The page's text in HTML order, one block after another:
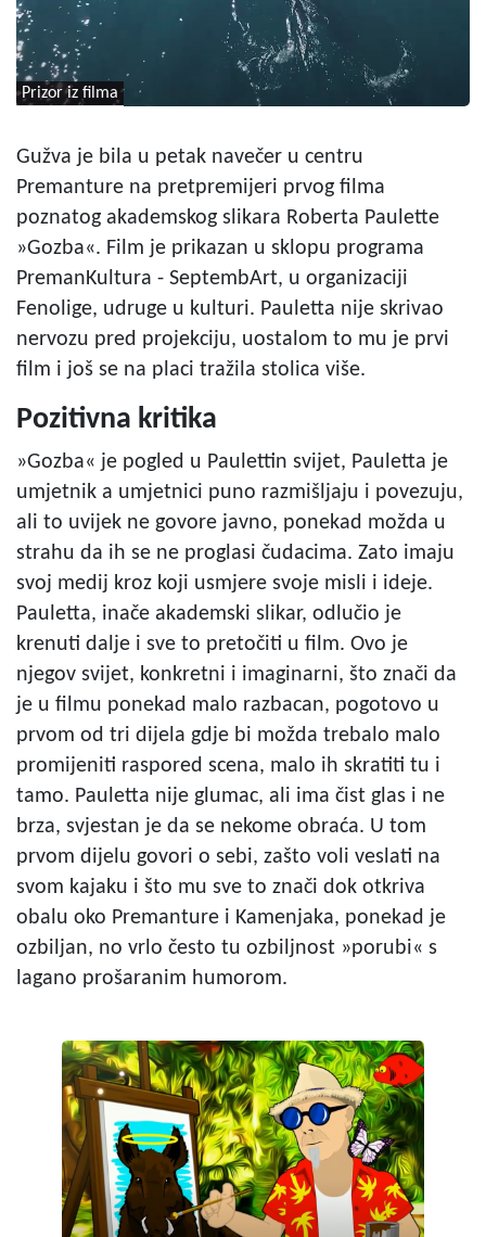
Prizor iz filma
Gužva je bila u petak navečer u centru
Premanture na pretpremijeri prvog filma
poznatog akademskog slikara Roberta Paulette
»Gozba«. Film je prikazan u sklopu programa
PremanKultura - SeptembArt, u organizaciji
Fenolige, udruge u kulturi. Pauletta nije skrivao
nervozu pred projekciju, uostalom to mu je prvi
film i još se na placi tražila stolica više.
Pozitivna kritika
»Gozba« je pogled u Paulettin svijet, Pauletta je
umjetnik a umjetnici puno razmišljaju i povezuju,
ali to uvijek ne govore javno, ponekad možda u
strahu da ih se ne proglasi čudacima. Zato imaju
svoj medij kroz koji usmjere svoje misli i ideje.
Pauletta, inače akademski slikar, odlučio je
krenuti dalje i sve to pretočiti u film. Ovo je
njegov svijet, konkretni i imaginarni, što znači da
je u filmu ponekad malo razbacan, pogotovo u
prvom od tri dijela gdje bi možda trebalo malo
promijeniti raspored scena, malo ih skratiti tu i
tamo. Pauletta nije glumac, ali ima čist glas i ne
brza, svjestan je da se nekome obraća. U tom
prvom dijelu govori o sebi, zašto voli veslati na
svom kajaku i što mu sve to znači dok otkriva
obalu oko Premanture i Kamenjaka, ponekad je
ozbiljan, no vrlo često tu ozbiljnost »porubi« s
lagano prošaranim humorom.